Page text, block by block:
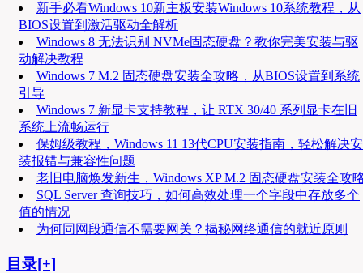
新手必看Windows 10新主板安装Windows 10系统教程，从
BIOS设置到激活驱动全解析
Windows 8 无法识别 NVMe固态硬盘？教你完美安装与驱
动解决教程
Windows 7 M.2 固态硬盘安装全攻略，从BIOS设置到系统
引导
Windows 7 新显卡支持教程，让 RTX 30/40 系列显卡在旧
系统上流畅运行
保姆级教程，Windows 11 13代CPU安装指南，轻松解决安
装报错与兼容性问题
老旧电脑焕发新生，Windows XP M.2 固态硬盘安装全攻
SQL Server 查询技巧，如何高效处理一个字段中存放多个
值的情况
为何同网段通信不需要网关？揭秘网络通信的就近原则
目录[+]